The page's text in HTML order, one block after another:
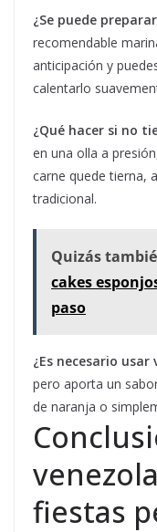
¿Se puede
recomendable
anticipación y
calentarlo
¿Qué hacer si no
en una olla a
carne quede tierna,
tradicional.
Quizás
cakes
paso
¿Es necesario usar
pero aporta un
de naranja o
fiestas